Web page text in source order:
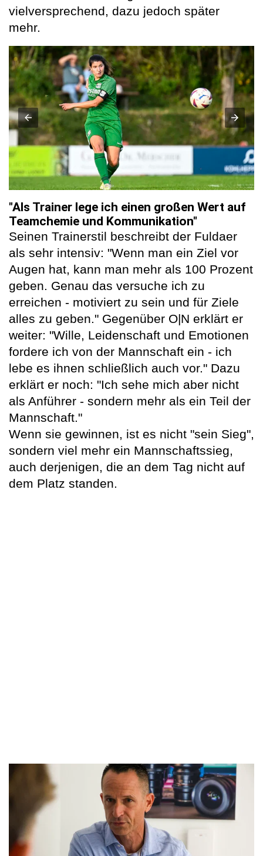
vielversprechend, dazu jedoch später
mehr.
"Als Trainer lege ich einen großen Wert auf
Teamchemie und Kommunikation"
Seinen Trainerstil beschreibt der Fuldaer
als sehr intensiv: "Wenn man ein Ziel vor
Augen hat, kann man mehr als 100 Prozent
geben. Genau das versuche ich zu
erreichen - motiviert zu sein und für Ziele
alles zu geben." Gegenüber O|N erklärt er
weiter: "Wille, Leidenschaft und Emotionen
fordere ich von der Mannschaft ein - ich
lebe es ihnen schließlich auch vor." Dazu
erklärt er noch: "Ich sehe mich aber nicht
als Anführer - sondern mehr als ein Teil der
Mannschaft."
Wenn sie gewinnen, ist es nicht "sein Sieg",
sondern viel mehr ein Mannschaftssieg,
auch derjenigen, die an dem Tag nicht auf
dem Platz standen.